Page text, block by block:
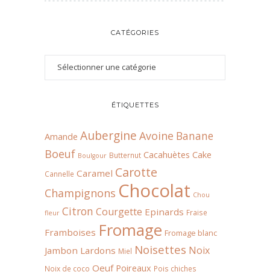
CATÉGORIES
ÉTIQUETTES
Amande Aubergine Avoine Banane
Boeuf Boulgour Butternut Cacahuètes Cake
Cannelle Caramel Carotte
Champignons Chocolat Chou
fleur Citron Courgette Epinards Fraise
Framboises Fromage Fromage blanc
Jambon Lardons Miel Noisettes Noix
Noix de coco Oeuf Poireaux Pois chiches